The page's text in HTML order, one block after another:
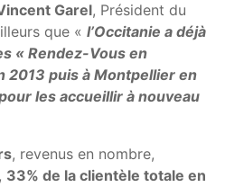
Garel, Président du
que « l’Occitanie a déjà
« Rendez-Vous en
2013 puis à Montpellier en
les accueillir à nouveau
, revenus en nombre,
33% de la clientèle totale en